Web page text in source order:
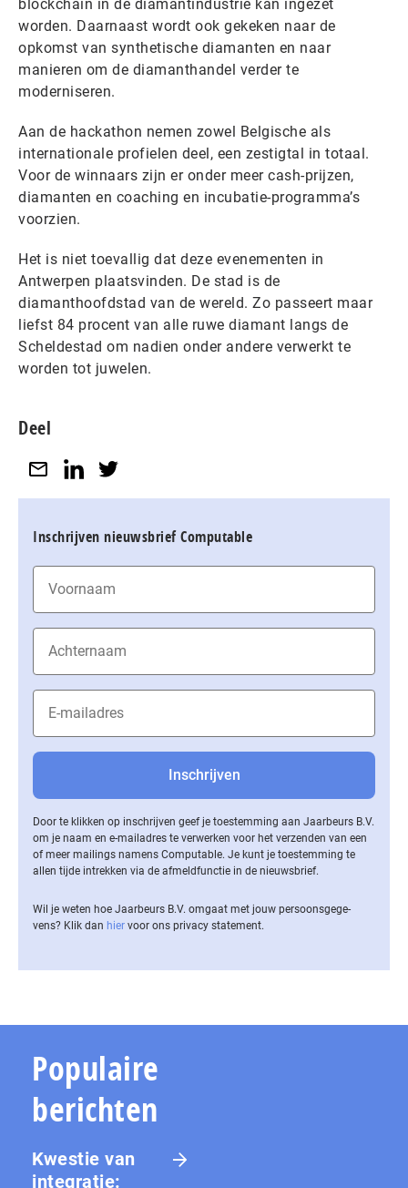
blockchain in de diamantindustrie kan ingezet
worden. Daarnaast wordt ook gekeken naar de
opkomst van synthetische diamanten en naar
manieren om de diamanthandel verder te
moderniseren.
Aan de hackathon nemen zowel Belgische als
internationale profielen deel, een zestigtal in totaal.
Voor de winnaars zijn er onder meer cash-prijzen,
diamanten en coaching en incubatie-programma’s
voorzien.
Het is niet toevallig dat deze evenementen in
Antwerpen plaatsvinden. De stad is de
diamanthoofdstad van de wereld. Zo passeert maar
liefst 84 procent van alle ruwe diamant langs de
Scheldestad om nadien onder andere verwerkt te
worden tot juwelen.
Deel
Inschrijven nieuwsbrief Computable
Door te klikken op inschrijven geef je toestemming aan Jaarbeurs B.V.
om je naam en e-mailadres te verwerken voor het verzenden van een
of meer mailings namens Computable. Je kunt je toestemming te
allen tijde intrekken via de af­meld­func­tie in de nieuwsbrief.
Wil je weten hoe Jaarbeurs B.V. omgaat met jouw per­soons­ge­ge­
vens? Klik dan hier voor ons privacy statement.
Populaire
berichten
Kwestie van
integratie: